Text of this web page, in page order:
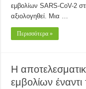
εμβολίων SARS-CoV-2
αξιολογηθεί. Μια …
Περισσότερα »
Η
εμβολίων έναντι